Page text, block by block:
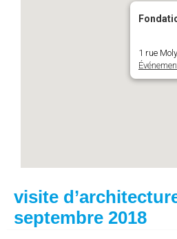
1 rue
visite
septembre 2018